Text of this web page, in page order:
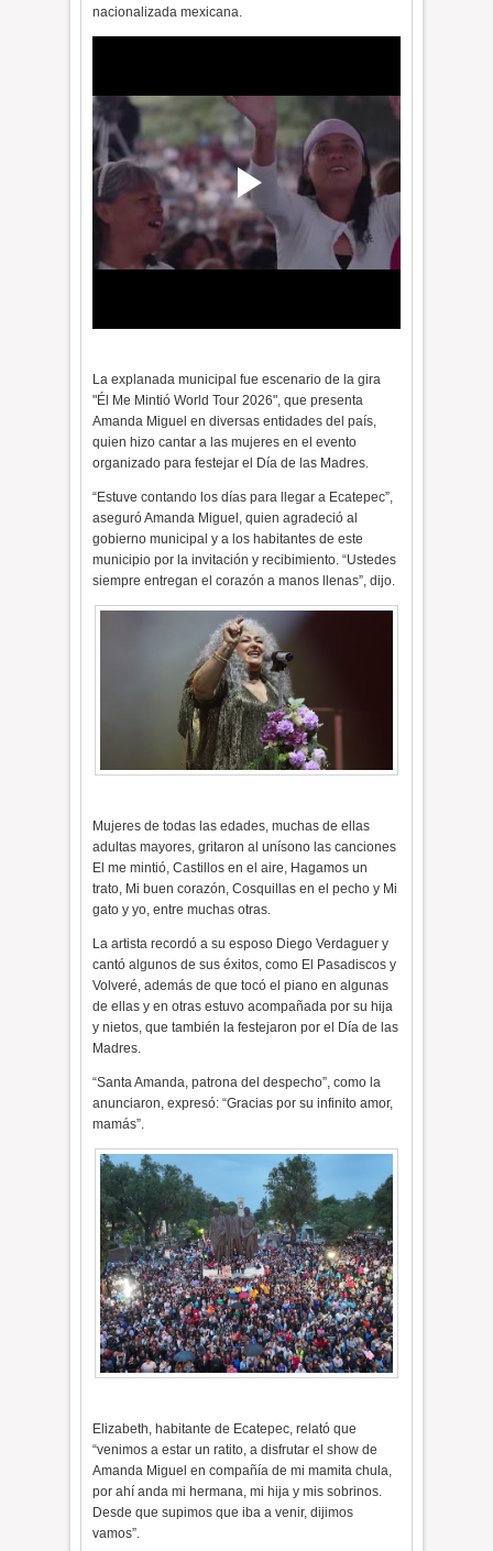
nacionalizada mexicana.
La explanada municipal fue escenario de la gira
"Él Me Mintió World Tour 2026", que presenta
Amanda Miguel en diversas entidades del país,
quien hizo cantar a las mujeres en el evento
organizado para festejar el Día de las Madres.
“Estuve contando los días para llegar a Ecatepec”,
aseguró Amanda Miguel, quien agradeció al
gobierno municipal y a los habitantes de este
municipio por la invitación y recibimiento. “Ustedes
siempre entregan el corazón a manos llenas”, dijo.
Mujeres de todas las edades, muchas de ellas
adultas mayores, gritaron al unísono las canciones
El me mintió, Castillos en el aire, Hagamos un
trato, Mi buen corazón, Cosquillas en el pecho y Mi
gato y yo, entre muchas otras.
La artista recordó a su esposo Diego Verdaguer y
cantó algunos de sus éxitos, como El Pasadiscos y
Volveré, además de que tocó el piano en algunas
de ellas y en otras estuvo acompañada por su hija
y nietos, que también la festejaron por el Día de las
Madres.
“Santa Amanda, patrona del despecho”, como la
anunciaron, expresó: “Gracias por su infinito amor,
mamás”.
Elizabeth, habitante de Ecatepec, relató que
“venimos a estar un ratito, a disfrutar el show de
Amanda Miguel en compañía de mi mamita chula,
por ahí anda mi hermana, mi hija y mis sobrinos.
Desde que supimos que iba a venir, dijimos
vamos”.